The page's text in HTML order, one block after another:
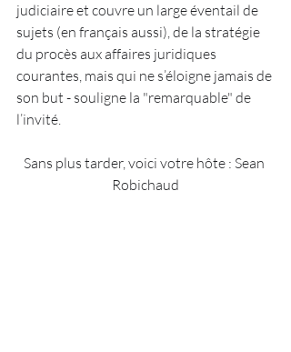
judiciaire et couvre un large éventail de
sujets (en français aussi), de la stratégie
du procès aux affaires juridiques
courantes, mais qui ne s’éloigne jamais de
son but - souligne la "remarquable" de
l’invité.
Sans plus tarder, voici votre hôte : Sean
Robichaud